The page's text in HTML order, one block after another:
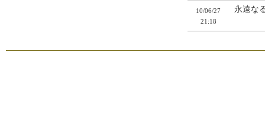
10/06/27
21:18
永遠な